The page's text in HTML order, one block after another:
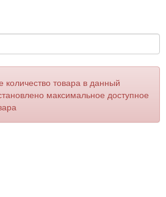
количество товара в данный
максимальное доступное